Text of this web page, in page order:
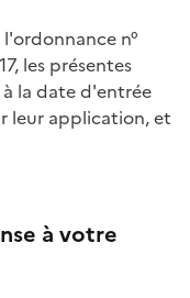
n°
les présentes
la date d'entrée
leur application, et
à votre